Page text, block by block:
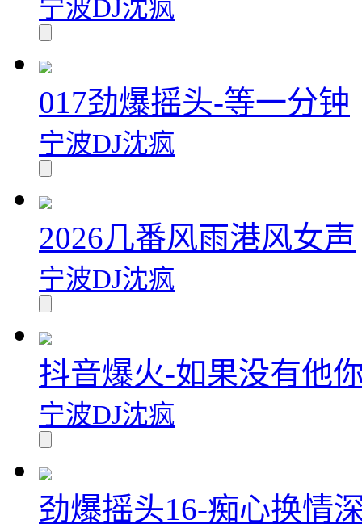
宁波DJ沈疯
017劲爆摇头-等一分钟
宁波DJ沈疯
2026几番风雨港风女声
宁波DJ沈疯
抖音爆火-如果没有他
宁波DJ沈疯
劲爆摇头16-痴心换情